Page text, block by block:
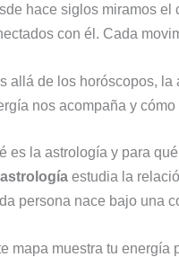
hace siglos miramos
con él. Cada
allá de los horóscopos,
nos acompaña y
es la astrología y para
astrologíaestudia la
persona nace bajo una
mapa muestra tu energía